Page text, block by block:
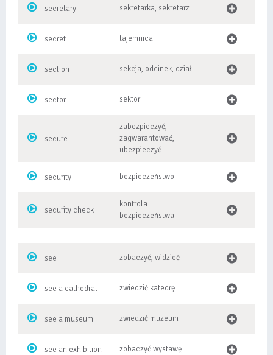
secretary sekretarka, sekretarz
secret tajemnica
section sekcja, odcinek, dział
sector sektor
secure
zabezpieczyć,
zagwarantować,
ubezpieczyć
security bezpieczeństwo
security check
kontrola
bezpieczeństwa
see zobaczyć, widzieć
see a cathedral zwiedzić katedrę
see a museum zwiedzić muzeum
see an exhibition zobaczyć wystawę